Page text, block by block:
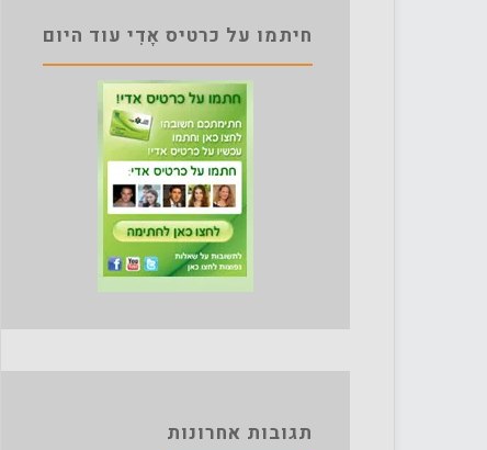
חיתמו על כרטיס אָדִי עוד היום
תגובות אחרונות